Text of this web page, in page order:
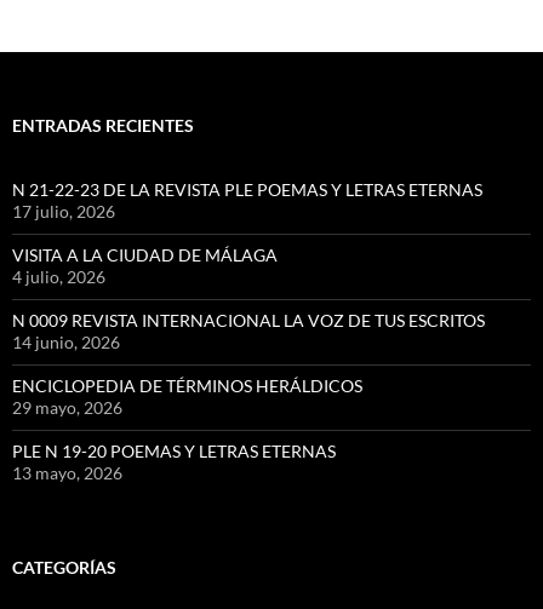
ENTRADAS RECIENTES
N 21-22-23 DE LA REVISTA PLE POEMAS Y LETRAS ETERNAS
17 julio, 2026
VISITA A LA CIUDAD DE MÁLAGA
4 julio, 2026
N 0009 REVISTA INTERNACIONAL LA VOZ DE TUS ESCRITOS
14 junio, 2026
ENCICLOPEDIA DE TÉRMINOS HERÁLDICOS
29 mayo, 2026
PLE N 19-20 POEMAS Y LETRAS ETERNAS
13 mayo, 2026
CATEGORÍAS